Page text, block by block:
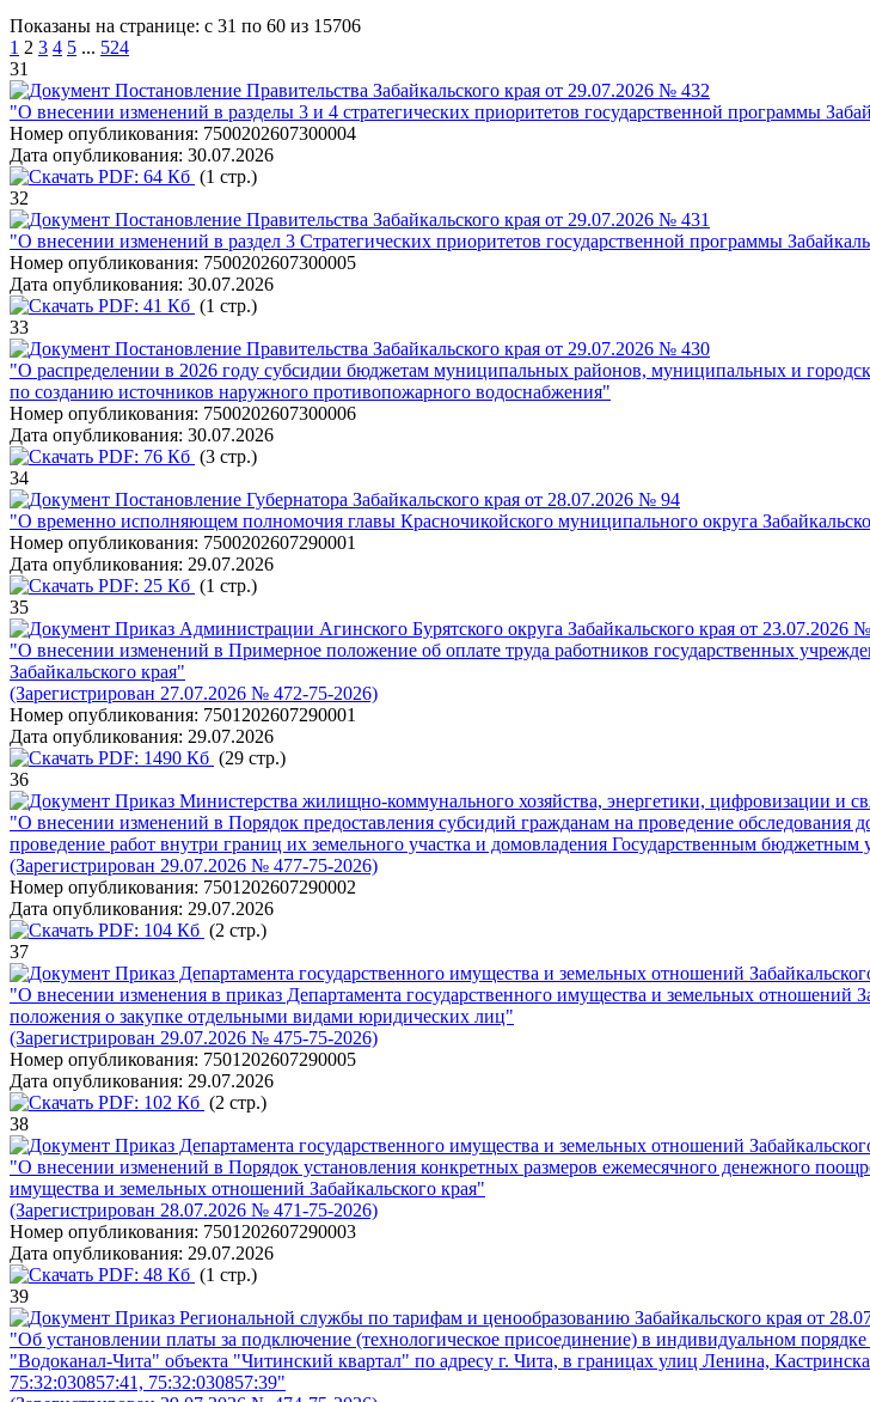
Показаны на странице: с 31 по 60 из 15706
1 2 3 4 5 ... 524
31
Постановление Правительства Забайкальского края от 29.07.2026 № 432
"О внесении изменений в разделы 3 и 4 стратегических приоритетов государственной программы
Номер опубликования: 7500202607300004
Дата опубликования: 30.07.2026
PDF: 64 Кб (1 стр.)
32
Постановление Правительства Забайкальского края от 29.07.2026 № 431
"О внесении изменений в раздел 3 Стратегических приоритетов государственной программы
Номер опубликования: 7500202607300005
Дата опубликования: 30.07.2026
PDF: 41 Кб (1 стр.)
33
Постановление Правительства Забайкальского края от 29.07.2026 № 430
"О распределении в 2026 году субсидии бюджетам муниципальных районов, муниципальных и
по созданию источников наружного противопожарного водоснабжения"
Номер опубликования: 7500202607300006
Дата опубликования: 30.07.2026
PDF: 76 Кб (3 стр.)
34
Постановление Губернатора Забайкальского края от 28.07.2026 № 94
"О временно исполняющем полномочия главы Красночикойского муниципального округа
Номер опубликования: 7500202607290001
Дата опубликования: 29.07.2026
PDF: 25 Кб (1 стр.)
35
Приказ Администрации Агинского Бурятского округа Забайкальского края от 23.07.2026
"О внесении изменений в Примерное положение об оплате труда работников государственных
Забайкальского края"
(Зарегистрирован 27.07.2026 № 472-75-2026)
Номер опубликования: 7501202607290001
Дата опубликования: 29.07.2026
PDF: 1490 Кб (29 стр.)
36
Приказ Министерства жилищно-коммунального хозяйства, энергетики, цифровизации и
"О внесении изменений в Порядок предоставления субсидий гражданам на проведение обследования
проведение работ внутри границ их земельного участка и домовладения Государственным
(Зарегистрирован 29.07.2026 № 477-75-2026)
Номер опубликования: 7501202607290002
Дата опубликования: 29.07.2026
PDF: 104 Кб (2 стр.)
37
Приказ Департамента государственного имущества и земельных отношений
"О внесении изменения в приказ Департамента государственного имущества и земельных
положения о закупке отдельными видами юридических лиц"
(Зарегистрирован 29.07.2026 № 475-75-2026)
Номер опубликования: 7501202607290005
Дата опубликования: 29.07.2026
PDF: 102 Кб (2 стр.)
38
Приказ Департамента государственного имущества и земельных отношений
"О внесении изменений в Порядок установления конкретных размеров ежемесячного денежного
имущества и земельных отношений Забайкальского края"
(Зарегистрирован 28.07.2026 № 471-75-2026)
Номер опубликования: 7501202607290003
Дата опубликования: 29.07.2026
PDF: 48 Кб (1 стр.)
39
Приказ Региональной службы по тарифам и ценообразованию Забайкальского края от
"Об установлении платы за подключение (технологическое присоединение) в индивидуальном
"Водоканал-Чита" объекта "Читинский квартал" по адресу г. Чита, в границах улиц Ленина,
75:32:030857:41, 75:32:030857:39"